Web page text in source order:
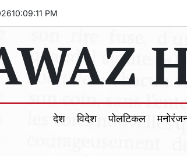
10:09:13 PM
देश विदेश पोलटिकल